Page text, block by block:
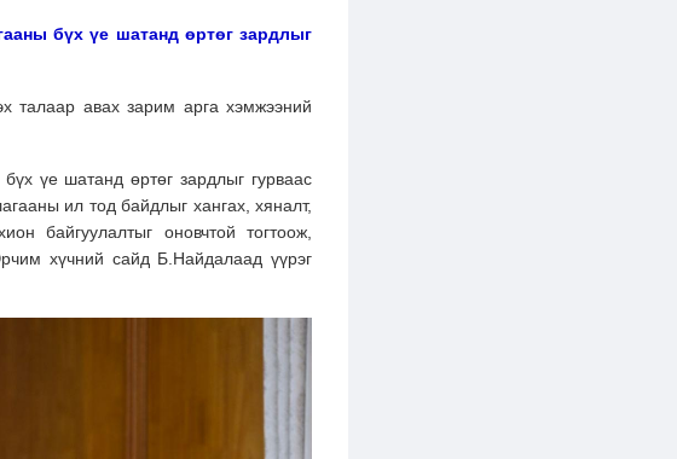
бүх үе шатанд өртөг зардлыг
талаар авах зарим арга хэмжээний
үе шатанд өртөг зардлыг гурваас
ил тод байдлыг хангах, хяналт,
байгуулалтыг оновчтой тогтоож,
хүчний сайд Б.Найдалаад үүрэг